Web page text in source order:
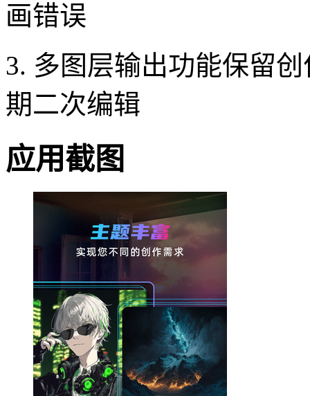
画错误
3. 多图层输出功能保留
期二次编辑
应用截图